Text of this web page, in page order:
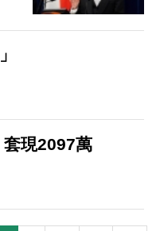
現2097萬